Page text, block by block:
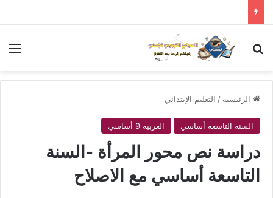
بحث عن
الرئيسية / التعليم الإبتدائي
السنة التاسعة أساسي العربية 9 أساسي
دراسة نص محور المرأة -السنة
التاسعة أساسي مع الاصلاح